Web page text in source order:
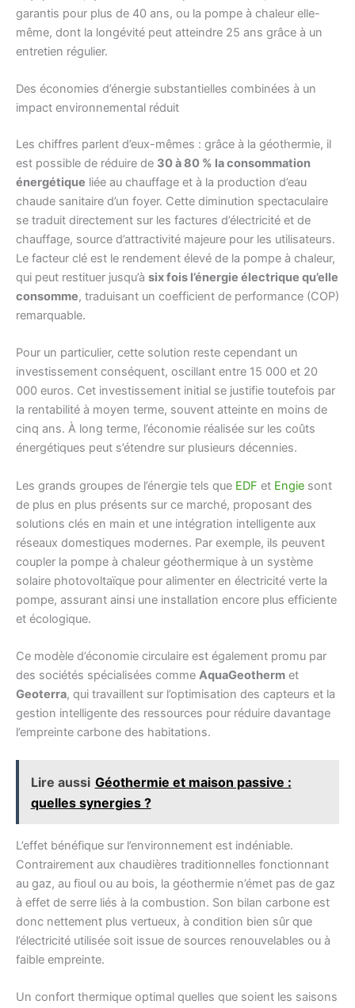
garantis pour plus de 40 ans, ou la pompe à chaleur elle-
même, dont la longévité peut atteindre 25 ans grâce à un
entretien régulier.
Des économies d’énergie substantielles combinées à un
impact environnemental réduit
Les chiffres parlent d’eux-mêmes : grâce à la géothermie, il
est possible de réduire de 30 à 80 % la consommation
énergétique liée au chauffage et à la production d’eau
chaude sanitaire d’un foyer. Cette diminution spectaculaire
se traduit directement sur les factures d’électricité et de
chauffage, source d’attractivité majeure pour les utilisateurs.
Le facteur clé est le rendement élevé de la pompe à chaleur,
qui peut restituer jusqu’à six fois l’énergie électrique qu’elle
consomme, traduisant un coefficient de performance (COP)
remarquable.
Pour un particulier, cette solution reste cependant un
investissement conséquent, oscillant entre 15 000 et 20
000 euros. Cet investissement initial se justifie toutefois par
la rentabilité à moyen terme, souvent atteinte en moins de
cinq ans. À long terme, l’économie réalisée sur les coûts
énergétiques peut s’étendre sur plusieurs décennies.
Les grands groupes de l’énergie tels que EDF et Engie sont
de plus en plus présents sur ce marché, proposant des
solutions clés en main et une intégration intelligente aux
réseaux domestiques modernes. Par exemple, ils peuvent
coupler la pompe à chaleur géothermique à un système
solaire photovoltaïque pour alimenter en électricité verte la
pompe, assurant ainsi une installation encore plus efficiente
et écologique.
Ce modèle d’économie circulaire est également promu par
des sociétés spécialisées comme AquaGeotherm et
Geoterra, qui travaillent sur l’optimisation des capteurs et la
gestion intelligente des ressources pour réduire davantage
l’empreinte carbone des habitations.
Lire aussi Géothermie et maison passive :
quelles synergies ?
L’effet bénéfique sur l’environnement est indéniable.
Contrairement aux chaudières traditionnelles fonctionnant
au gaz, au fioul ou au bois, la géothermie n’émet pas de gaz
à effet de serre liés à la combustion. Son bilan carbone est
donc nettement plus vertueux, à condition bien sûr que
l’électricité utilisée soit issue de sources renouvelables ou à
faible empreinte.
Un confort thermique optimal quelles que soient les saisons